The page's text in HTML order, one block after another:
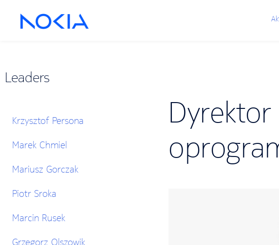
Leaders
Krzysztof Persona
Marek Chmiel
Mariusz Gorczak
Piotr Sroka
Marcin Rusek
Grzegorz Olszowik